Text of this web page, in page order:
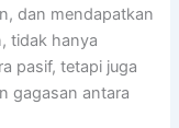
dan mendapatkan
tidak hanya
pasif, tetapi juga
gagasan antara